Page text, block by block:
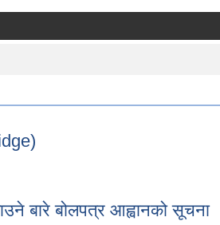
बारे बोलपत्र आह्वानको सूचना